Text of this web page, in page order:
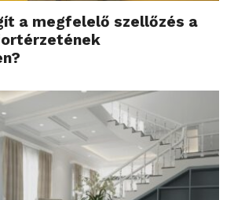
a megfelelő szellőzés a